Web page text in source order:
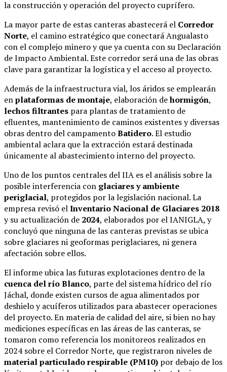
la construcción y operación del proyecto cuprífero.
La mayor parte de estas canteras abastecerá el Corredor
Norte, el camino estratégico que conectará Angualasto
con el complejo minero y que ya cuenta con su Declaración
de Impacto Ambiental. Este corredor será una de las obras
clave para garantizar la logística y el acceso al proyecto.
Además de la infraestructura vial, los áridos se emplearán
enplataformas de montaje, elaboración dehormigón,
lechos filtrantes para plantas de tratamiento de
efluentes, mantenimiento de caminos existentes y diversas
obras dentro del campamentoBatidero. El estudio
ambiental aclara que la extracción estará destinada
únicamente al abastecimiento interno del proyecto.
Uno de los puntos centrales del IIA es el análisis sobre la
posible interferencia con glaciares y ambiente
periglacial, protegidos por la legislación nacional. La
empresa revisó elInventario Nacional de Glaciares 2018
y su actualización de 2024, elaborados por el IANIGLA, y
concluyó que ninguna de las canteras previstas se ubica
sobre glaciares ni geoformas periglaciares, ni genera
afectación sobre ellos.
El informe ubica las futuras explotaciones dentro de la
cuenca del río Blanco, parte del sistema hídrico del río
Jáchal, donde existen cursos de agua alimentados por
deshielo y acuíferos utilizados para abastecer operaciones
del proyecto. En materia de calidad del aire, si bien no hay
mediciones específicas en las áreas de las canteras, se
tomaron como referencia los monitoreos realizados en
2024 sobre el Corredor Norte, que registraron niveles de
material particulado respirable (PM10) por debajo de los